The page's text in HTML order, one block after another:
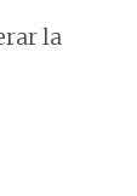
la